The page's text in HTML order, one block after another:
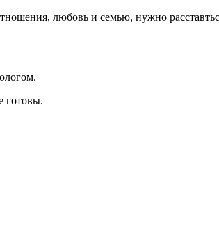
любовь и семью, нужно
готовы.